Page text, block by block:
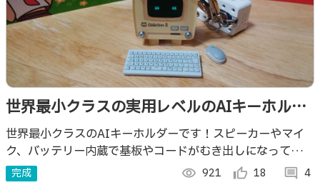
世界最小クラスの実用レベルのAIキーホルダ
ー
世界最小クラスのAIキーホルダーです！スピーカーやマイ
ク、バッテリー内蔵で基板やコードがむき出しになってる部
分もなく、電子工作の知識がない方でも気軽に新時代のキー
ホルダーを楽しめます！
完成 visibility 921 thumb_up_alt 18 comment 4